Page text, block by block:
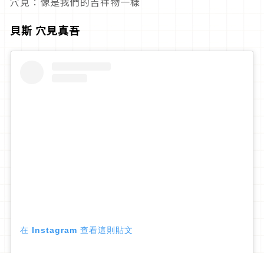
貝斯 穴見真吾
在 Instagram 查看這則貼文